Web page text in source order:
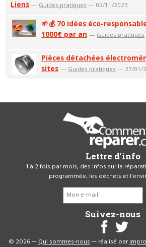
Liens — Guides pratiques — 02/11/2023
🌱💰 70 idées éco-
1000€ par an — Guides pratiques
Pièces détachées
sites — Guides pratiques — 27/01/
Lettre d'info
1 à 2 fois par mois, des infos sur la
programmée, les déchets et
Suivez-nous
© 2026 —Qui sommes-nous— réalisé par